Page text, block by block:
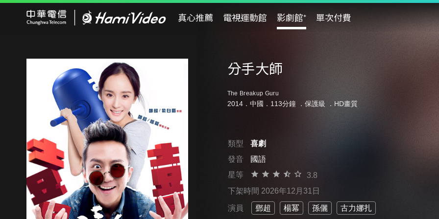
真心推薦 電視運動館 影劇館⁺ 單次付費
分手大師
The Breakup Guru
2014．中國．113分鐘 ． 保護級 ．HD畫質
類型
喜劇
發音
國語
星等
3.8
下架時間 2026年12月31日
演員 鄧超 楊冪 孫儷 古力娜扎